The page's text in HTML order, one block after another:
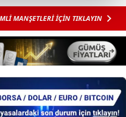
bu çerezlere izin vermedikleri
reklamlar
sunabilmek için İnternet
kişilere ait çerezler
vasıtasıyla çeşitli kişisel
gerekli olan çerezler bilgi
MANŞETLERİ İÇİN TIKLAYIN